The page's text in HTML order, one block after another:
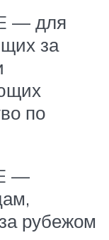
— для
за
по
—
рубежом